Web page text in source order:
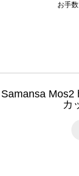
お手
Samansa Mos2
カ